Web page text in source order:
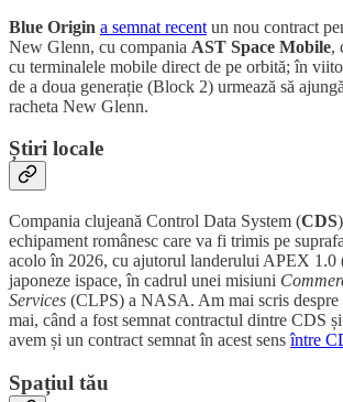
Blue Origin a semnat recent un nou contract
New Glenn, cu compania AST Space Mobile,
cu terminalele mobile direct de pe orbită; în
de a doua generație (Block 2) urmează să
racheta New Glenn.
Știri locale
Compania clujeană Control Data System (CDS
echipament românesc care va fi trimis pe
acolo în 2026, cu ajutorul landerului APEX 1.0
japoneze ispace, în cadrul unei misiuni
Services (CLPS) a NASA. Am mai scris despre
mai, când a fost semnat contractul dintre CDS
avem și un contract semnat în acest sensîntre
Spațiul tău